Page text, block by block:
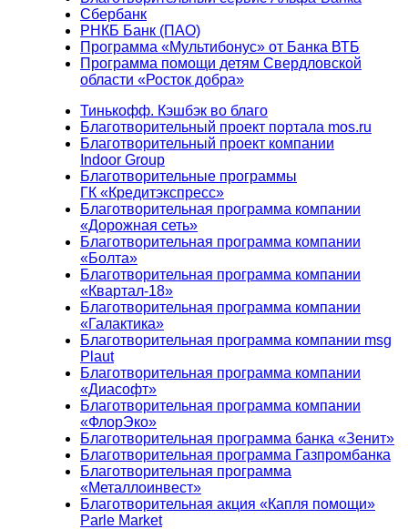
Сбербанк
РНКБ Банк (ПАО)
Программа «Мультибонус» от Банка ВТБ
Программа помощи детям Свердловской
области «Росток добра»
Тинькофф. Кэшбэк во благо
Благотворительный проект портала mos.ru
Благотворительный проект компании
Indoor Group
Благотворительные программы
ГК «Кредитэкспресс»
Благотворительная программа компании
«Дорожная сеть»
Благотворительная программа компании
«Болта»
Благотворительная программа компании
«Квартал-18»
Благотворительная программа компании
«Галактика»
Благотворительная программа компании msg
Plaut
Благотворительная программа компании
«Диасофт»
Благотворительная программа компании
«ФлорЭко»
Благотворительная программа банка «Зенит»
Благотворительная программа Газпромбанка
Благотворительная программа
«Металлоинвест»
Благотворительная акция «Капля помощи»
Parle Market